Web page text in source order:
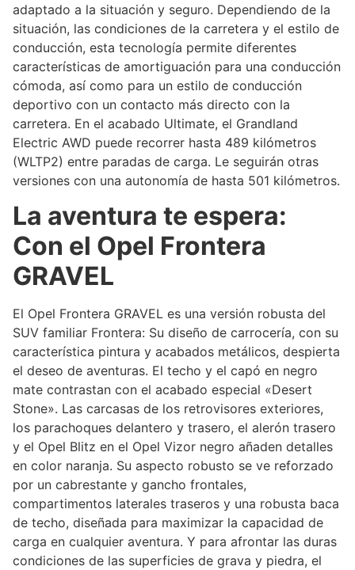
adaptado a la situación y seguro. Dependiendo de la
situación, las condiciones de la carretera y el estilo de
conducción, esta tecnología permite diferentes
características de amortiguación para una conducción
cómoda, así como para un estilo de conducción
deportivo con un contacto más directo con la
carretera. En el acabado Ultimate, el Grandland
Electric AWD puede recorrer hasta 489 kilómetros
(WLTP2) entre paradas de carga. Le seguirán otras
versiones con una autonomía de hasta 501 kilómetros.
La aventura te espera:
Con el Opel Frontera
GRAVEL
El Opel Frontera GRAVEL es una versión robusta del
SUV familiar Frontera: Su diseño de carrocería, con su
característica pintura y acabados metálicos, despierta
el deseo de aventuras. El techo y el capó en negro
mate contrastan con el acabado especial «Desert
Stone». Las carcasas de los retrovisores exteriores,
los parachoques delantero y trasero, el alerón trasero
y el Opel Blitz en el Opel Vizor negro añaden detalles
en color naranja. Su aspecto robusto se ve reforzado
por un cabrestante y gancho frontales,
compartimentos laterales traseros y una robusta baca
de techo, diseñada para maximizar la capacidad de
carga en cualquier aventura. Y para afrontar las duras
condiciones de las superficies de grava y piedra, el